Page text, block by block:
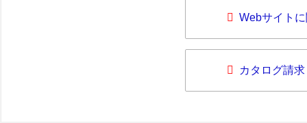
Webサイト
カタログ請求